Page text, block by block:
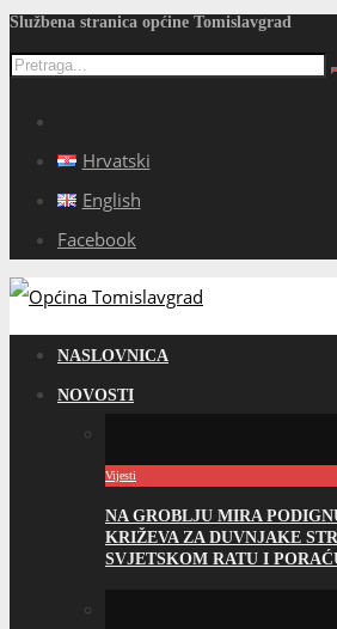
Službena stranica općine Tomislavgrad
Hrvatski
English
Facebook
NASLOVNICA
NOVOSTI
Vijesti
NA GROBLJU MIRA
KRIŽEVA ZA DUVNJAKE
SVJETSKOM RATU I